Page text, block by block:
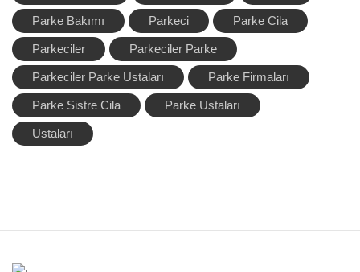
Parke Bakımı Parkeci Parke Cila
Parkeciler Parkeciler Parke
Parkeciler Parke Ustaları Parke Firmaları
Parke Sistre Cila Parke Ustaları
Ustaları